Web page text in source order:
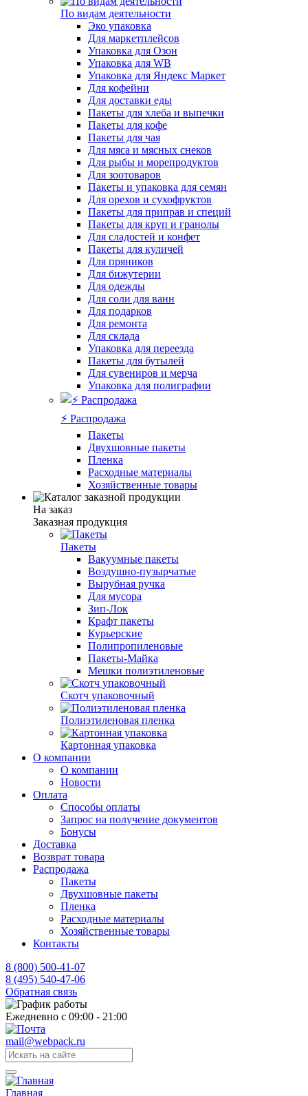
По видам деятельности
Эко упаковка
Для маркетплейсов
Упаковка для Озон
Упаковка для WB
Упаковка для Яндекс Маркет
Для кофейни
Для доставки еды
Пакеты для хлеба и выпечки
Пакеты для кофе
Пакеты для чая
Для мяса и мясных снеков
Для рыбы и морепродуктов
Для зоотоваров
Пакеты и упаковка для семян
Для орехов и сухофруктов
Пакеты для приправ и специй
Пакеты для круп и гранолы
Для сладостей и конфет
Пакеты для куличей
Для пряников
Для бижутерии
Для одежды
Для соли для ванн
Для подарков
Для ремонта
Для склада
Упаковка для переезда
Пакеты для бутылей
Для сувениров и мерча
Упаковка для полиграфии
⚡️ Распродажа
Пакеты
Двухшовные пакеты
Пленка
Расходные материалы
Хозяйственные товары
На заказ
Заказная продукция
Пакеты
Вакуумные пакеты
Воздушно-пузырчатые
Вырубная ручка
Для мусора
Зип-Лок
Крафт пакеты
Курьерские
Полипропиленовые
Пакеты-Майка
Мешки полиэтиленовые
Скотч упаковочный
Полиэтиленовая пленка
Картонная упаковка
О компании
О компании
Новости
Оплата
Способы оплаты
Запрос на получение документов
Бонусы
Доставка
Возврат товара
Распродажа
Пакеты
Двухшовные пакеты
Пленка
Расходные материалы
Хозяйственные товары
Контакты
8 (800) 500-41-07
8 (495) 540-47-06
Обратная связь
Ежедневно с 09:00 - 21:00
mail@webpack.ru
Главная